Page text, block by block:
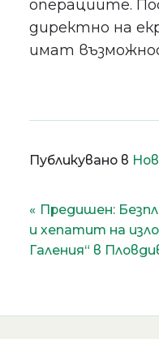
операциите.
директно на
имат
Публикувано в
Навигация
Предишен:
и хепатит на
Галения“ в